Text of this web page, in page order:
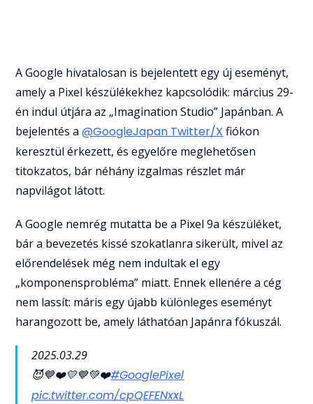
A Google hivatalosan is bejelentett egy új eseményt,
amely a Pixel készülékekhez kapcsolódik: március 29-
én indul útjára az „Imagination Studio” Japánban. A
bejelentés a@GoogleJapan Twitter/X fiókon
keresztül érkezett, és egyelőre meglehetősen
titokzatos, bár néhány izgalmas részlet már
napvilágot látott.
A Google nemrég mutatta be a Pixel 9a készüléket,
bár a bevezetés kissé szokatlanra sikerült, mivel az
előrendelések még nem indultak el egy
„komponensprobléma” miatt. Ennek ellenére a cég
nem lassít: máris egy újabb különleges eseményt
harangozott be, amely láthatóan Japánra fókuszál.
2025.03.29
😈💙❤️💛💙💚❤️#GooglePixel
pic.twitter.com/cpQEFENxxL